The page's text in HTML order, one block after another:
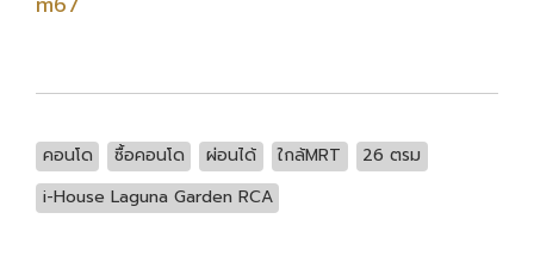
คอนโด ซื้อคอนโด ผ่อนได้ ใกล้MRT
26 ตรม
i-House Laguna Garden RCA